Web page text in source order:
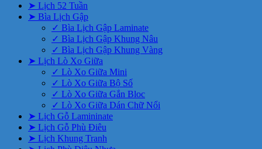
➤ Lịch 52 Tuần
➤ Bìa Lịch Gập
✓ Bìa Lịch Gập Laminate
✓ Bìa Lịch Gập Khung Nâu
✓ Bìa Lịch Gập Khung Vàng
➤ Lịch Lò Xo Giữa
✓ Lò Xo Giữa Mini
✓ Lò Xo Giữa Bộ Số
✓ Lò Xo Giữa Gắn Bloc
✓ Lò Xo Giữa Dán Chữ Nổi
➤ Lịch Gỗ Lamininate
➤ Lịch Gỗ Phù Điêu
➤ Lịch Khung Tranh